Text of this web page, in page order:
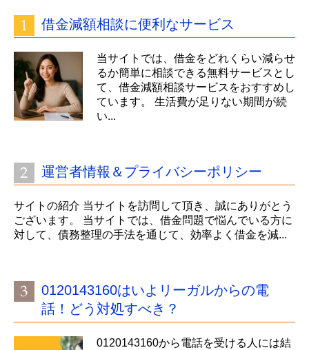
借金減額相談に便利なサービス
当サイトでは、借金をどれくらい減らせ
るか簡単に相談できる無料サービスとし
て、借金減額相談サービスをおすすめし
ています。 生活費が足りない期間が続
い...
運営者情報＆プライバシーポリシー
サイトの紹介 当サイトを訪問して頂き、誠にありがとう
ございます。 当サイトでは、借金問題で悩んでいる方に
対して、債務整理の手法を通じて、効率よく借金を減...
0120143160はいよリーガルからの電
話！どう対処すべき？
0120143160から電話を受ける人には結